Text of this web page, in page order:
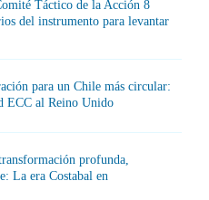
Táctico de la Acción 8
del instrumento para levantar
para un Chile más circular:
ECC al Reino Unido
profunda,
La era Costabal en